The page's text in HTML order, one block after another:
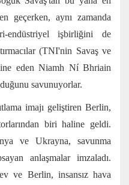
geçerken, aynı zamanda
endüstriyel işbirliğini de
(TNI'nin Savaş ve
eden Niamh Ní Bhriain
savunuyorlar.
imajı geliştiren Berlin,
biri haline geldi.
ve Ukrayna, savunma
anlaşmalar imzaladı.
ve Berlin, insansız hava